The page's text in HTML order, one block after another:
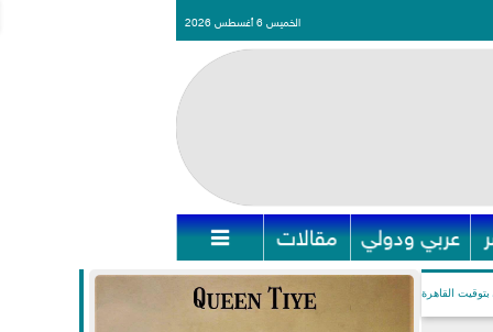
الخميس 6 أغسطس 2026
عربي ودولي مقالات 
بتوقيت القاهرة